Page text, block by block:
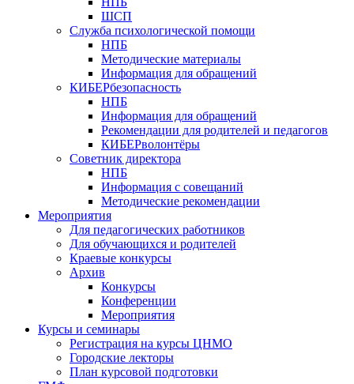
ШСП
Служба психологической помощи
НПБ
Методические материалы
Информация для обращений
КИБЕРбезопасность
НПБ
Информация для обращений
Рекомендации для родителей и педагогов
КИБЕРволонтёры
Советник директора
НПБ
Информация с совещаний
Методические рекомендации
Мероприятия
Для педагогических работников
Для обучающихся и родителей
Краевые конкурсы
Архив
Конкурсы
Конференции
Мероприятия
Курсы и семинары
Регистрация на курсы ЦНМО
Городские лекторы
План курсовой подготовки